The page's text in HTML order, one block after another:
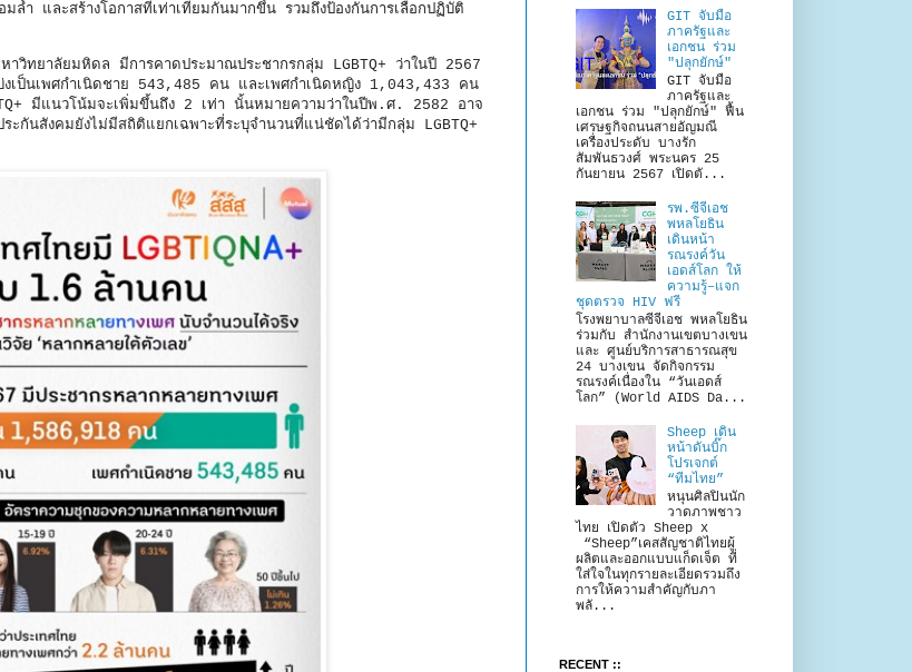
ำ และสร้างโอกาสที่เท่าเทียมกันมากขึ้น รวมถึงป้องกันการเลือกปฏิบัติ
าวิทยาลัยมหิดล มีการคาดประมาณประชากรกลุ่ม LGBTQ+ ว่าในปี 2567
เป็นเพศกำเนิดชาย 543,485 คน และเพศกำเนิดหญิง 1,043,433 คน
มีแนวโน้มจะเพิ่มขึ้นถึง 2 เท่า นั้นหมายความว่าในปีพ.ศ. 2582 อาจ
สังคมยังไม่มีสถิติแยกเฉพาะที่ระบุจำนวนที่แน่ชัดได้ว่ามีกลุ่ม LGBTQ+
GIT จับมือ
ภาครัฐและ
เอกชน ร่วม
"ปลุกยักษ์"
GIT จับมือ
ภาครัฐและ
เอกชน ร่วม "ปลุกยักษ์" ฟื้น
เศรษฐกิจถนนสายอัญมณี
เครื่องประดับ บางรัก
สัมพันธวงศ์ พระนคร 25
กันยายน 2567 เปิดตั...
รพ.ซีจีเอช
พหลโยธิน
เดินหน้า
รณรงค์วัน
เอดส์โลก ให้
ความรู้–แจก
ชุดตรวจ HIV ฟรี
โรงพยาบาลซีจีเอช พหลโยธิน
ร่วมกับ สำนักงานเขตบางเขน
และ ศูนย์บริการสาธารณสุข
24 บางเขน จัดกิจกรรม
รณรงค์เนื่องใน “วันเอดส์
โลก” (World AIDS Da...
Sheep เดิน
หน้าดันบิ๊ก
โปรเจกต์
“ทีมไทย”
หนุนศิลปินนัก
วาดภาพชาว
ไทย เปิดตัว Sheep x
“Sheep”เคสสัญชาติไทยผู้
ผลิตและออกแบบแก็ดเจ็ต ที่
ใส่ใจในทุกรายละเอียดรวมถึง
การให้ความสำคัญกับภา
พลั...
RECENT ::